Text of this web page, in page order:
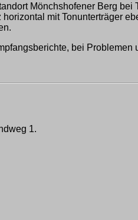
Mönchshofener Berg
mit Tonunterträger
bei
1.